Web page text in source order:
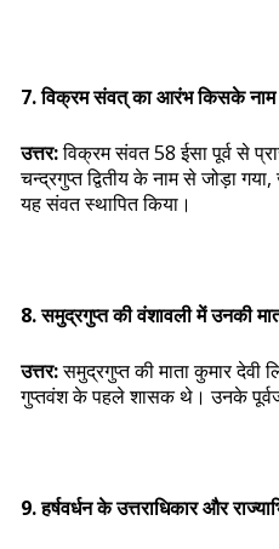
7. विक्रम संवत् का आरंभ किसके नाम
उत्तर:विक्रम संवत 58 ईसा पूर्व से
चन्द्रगुप्त द्वितीय के नाम से जोड़ा
यह संवत स्थापित किया।
8. समुद्रगुप्त की वंशावली में उनकी
उत्तर:समुद्रगुप्त की माता कुमार देवी
गुप्तवंश के पहले शासक थे। उनके पूर्वज
9. हर्षवर्धन के उत्तराधिकार और